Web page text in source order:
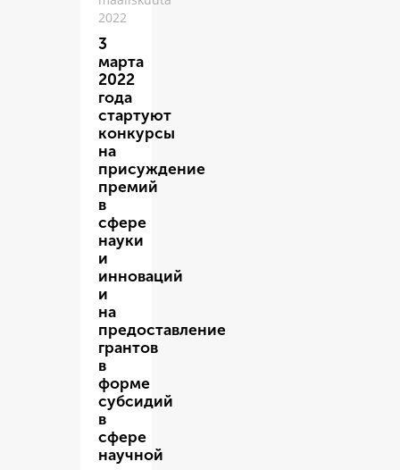
2022
3
марта
2022
года
стартуют
конкурсы
на
присуждение
премий
в
сфере
науки
и
инноваций
и
на
предоставление
грантов
в
форме
субсидий
в
сфере
научной